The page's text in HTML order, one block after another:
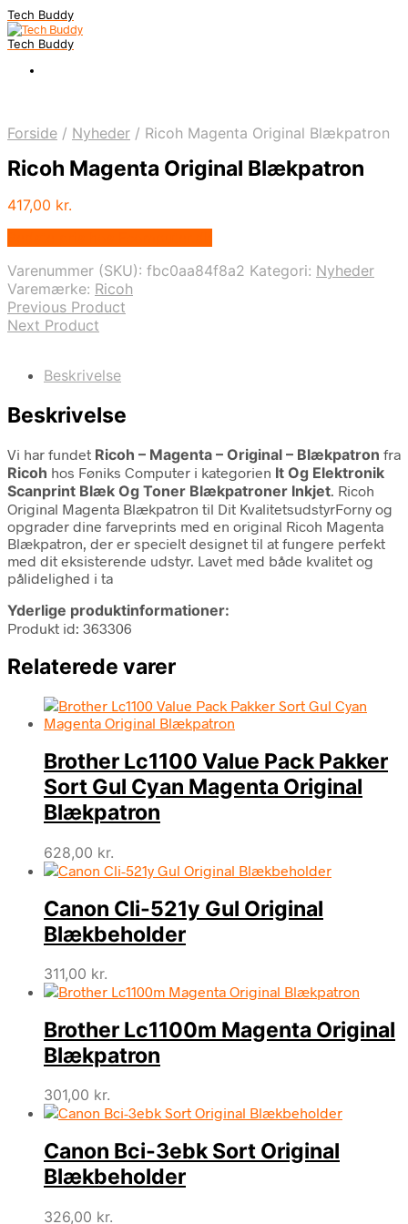
Tech Buddy
Tech Buddy
Forside / Nyheder / Ricoh Magenta Original Blækpatron
Ricoh Magenta Original Blækpatron
417,00 kr.
Varenummer (SKU): fbc0aa84f8a2 Kategori: Nyheder
Varemærke: Ricoh
Previous Product
Next Product
Beskrivelse
Beskrivelse
Vi har fundet Ricoh – Magenta – Original – Blækpatron fra
Ricoh hos Føniks Computer i kategorien It Og Elektronik
Scanprint Blæk Og Toner Blækpatroner Inkjet. Ricoh
Original Magenta Blækpatron til Dit KvalitetsudstyrForny og
opgrader dine farveprints med en original Ricoh Magenta
Blækpatron, der er specielt designet til at fungere perfekt
med dit eksisterende udstyr. Lavet med både kvalitet og
pålidelighed i ta
Yderlige produktinformationer:
Produkt id: 363306
Relaterede varer
Brother Lc1100 Value Pack Pakker
Sort Gul Cyan Magenta Original
Blækpatron
628,00 kr.
Canon Cli-521y Gul Original
Blækbeholder
311,00 kr.
Brother Lc1100m Magenta Original
Blækpatron
301,00 kr.
Canon Bci-3ebk Sort Original
Blækbeholder
326,00 kr.